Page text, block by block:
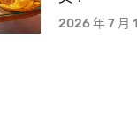
2026 年 7 月